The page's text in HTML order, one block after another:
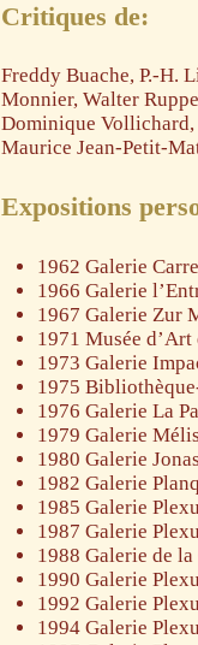
Critiques de:
Freddy Buache, P.-H.
Monnier, Walter
Dominique Vollichard,
Maurice Jean-Petit-
Expositions
1962 Galerie
1966 Galerie
1967 Galerie Zur
1971 Musée
1973 Galerie
1975
1976 Galerie La
1979 Galerie
1980 Galerie
1982 Galerie
1985 Galerie
1987 Galerie
1988 Galerie de
1990 Galerie
1992 Galerie
1994 Galerie